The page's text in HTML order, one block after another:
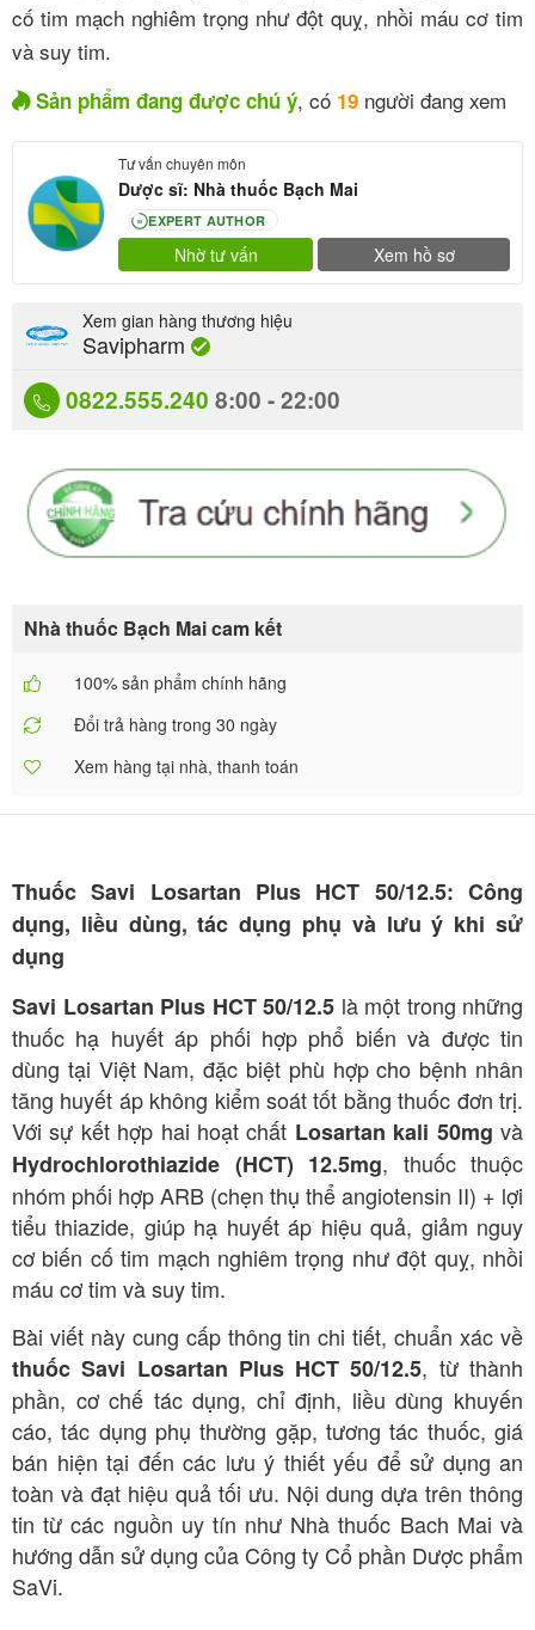
cố tim mạch nghiêm trọng như đột quỵ, nhồi máu cơ tim
và suy tim.
Sản phẩm đang được chú ý, có 19 người đang xem
Tư vấn chuyên môn
Dược sĩ: Nhà thuốc Bạch Mai
80 EXPERT AUTHOR
Nhờ tư vấn Xem hồ sơ
0822.555.240 8:00 - 22:00
Xem gian hàng thương hiệu
Savipharm
Nhà thuốc Bạch Mai cam kết
100% sản phẩm chính hãng
Đổi trả hàng trong 30 ngày
Xem hàng tại nhà, thanh toán
Thuốc Savi Losartan Plus HCT 50/12.5: Công
dụng, liều dùng, tác dụng phụ và lưu ý khi sử
dụng
Savi Losartan Plus HCT 50/12.5 là một trong những
thuốc hạ huyết áp phối hợp phổ biến và được tin
dùng tại Việt Nam, đặc biệt phù hợp cho bệnh nhân
tăng huyết áp không kiểm soát tốt bằng thuốc đơn trị.
Với sự kết hợp hai hoạt chất Losartan kali 50mg và
Hydrochlorothiazide (HCT) 12.5mg, thuốc thuộc
nhóm phối hợp ARB (chẹn thụ thể angiotensin II) + lợi
tiểu thiazide, giúp hạ huyết áp hiệu quả, giảm nguy
cơ biến cố tim mạch nghiêm trọng như đột quỵ, nhồi
máu cơ tim và suy tim.
Bài viết này cung cấp thông tin chi tiết, chuẩn xác về
thuốc Savi Losartan Plus HCT 50/12.5, từ thành
phần, cơ chế tác dụng, chỉ định, liều dùng khuyến
cáo, tác dụng phụ thường gặp, tương tác thuốc, giá
bán hiện tại đến các lưu ý thiết yếu để sử dụng an
toàn và đạt hiệu quả tối ưu. Nội dung dựa trên thông
tin từ các nguồn uy tín như Nhà thuốc Bach Mai và
hướng dẫn sử dụng của Công ty Cổ phần Dược phẩm
SaVi.